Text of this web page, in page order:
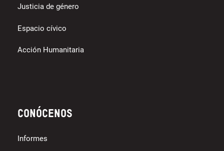
Justicia de género
Espacio cívico
Acción Humanitaria
Conócenos
Informes